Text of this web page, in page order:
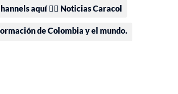
aquí 👉🏻 Noticias Caracol
de Colombia y el mundo.